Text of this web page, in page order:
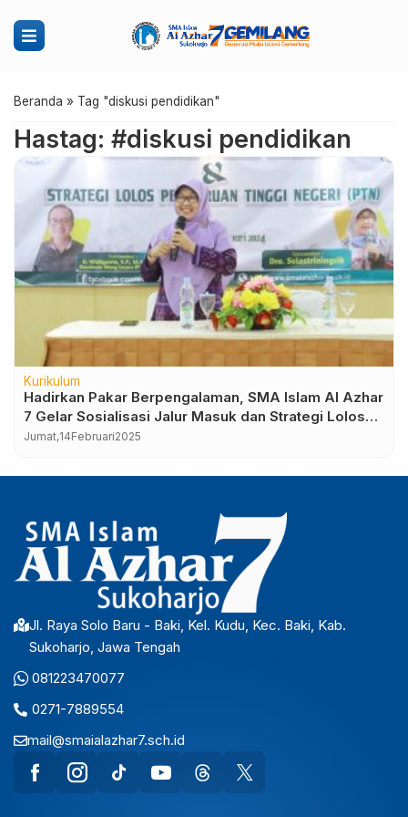
Beranda » Tag "diskusi pendidikan"
Hastag: #diskusi pendidikan
Kurikulum
Hadirkan Pakar Berpengalaman, SMA Islam Al Azhar
7 Gelar Sosialisasi Jalur Masuk dan Strategi Lolos
PTN 2025
Jumat,14Februari2025
Jl. Raya Solo Baru - Baki, Kel. Kudu, Kec. Baki, Kab.
Sukoharjo, Jawa Tengah
081223470077
0271-7889554
mail@smaialazhar7.sch.id